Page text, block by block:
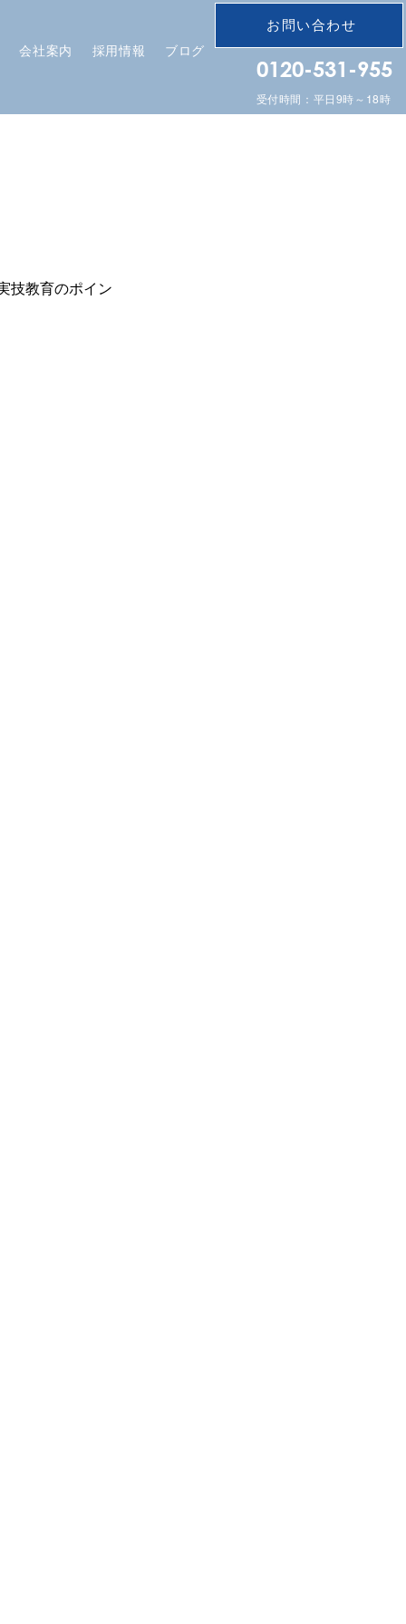
会社案内 採用情報 ブログ
お問い合わせ
0120-531-955
受付時間：平日9時～18時
技教育のポイン